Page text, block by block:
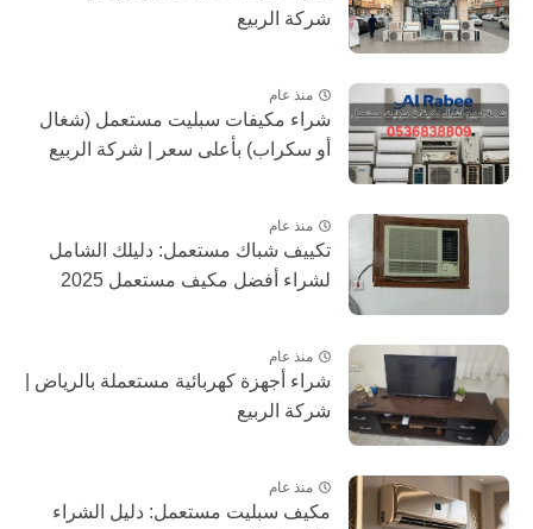
شركة الربيع
منذ عام
شراء مكيفات سبليت مستعمل (شغال
أو سكراب) بأعلى سعر | شركة الربيع
منذ عام
تكييف شباك مستعمل: دليلك الشامل
لشراء أفضل مكيف مستعمل 2025
منذ عام
شراء أجهزة كهربائية مستعملة بالرياض |
شركة الربيع
منذ عام
مكيف سبليت مستعمل: دليل الشراء